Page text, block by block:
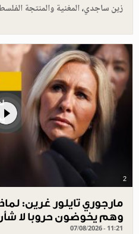
زين ساجدي، المغنية والمنتجة
2
مارجوري تايلور غرين:
وهم يخوضون حروبا لا شأن
07/08/2026 - 11:21